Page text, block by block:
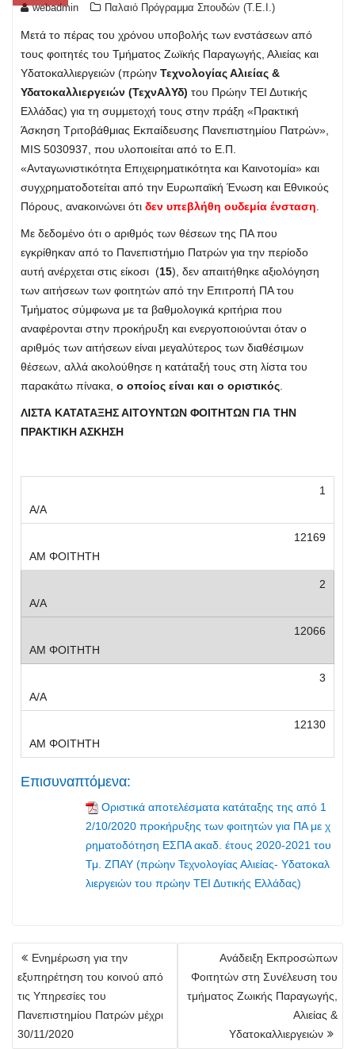
webadmin Παλαιό Πρόγραμμα Σπουδών (T.E.I.)
Μετά το πέρας του χρόνου υποβολής των ενστάσεων από
τους φοιτητές του Τμήματος Ζωϊκής Παραγωγής, Αλιείας και
Υδατοκαλλιεργειών (πρώην Τεχνολογίας Αλιείας &
Υδατοκαλλιεργειών (ΤεχνΑλΥδ) του Πρώην ΤΕΙ Δυτικής
Ελλάδας) για τη συμμετοχή τους στην πράξη «Πρακτική
Άσκηση Τριτοβάθμιας Εκπαίδευσης Πανεπιστημίου Πατρών»,
MIS 5030937, που υλοποιείται από το Ε.Π.
«Ανταγωνιστικότητα Επιχειρηματικότητα και Καινοτομία» και
συγχρηματοδοτείται από την Ευρωπαϊκή Ένωση και Εθνικούς
Πόρους, ανακοινώνει ότι δεν υπεβλήθη ουδεμία ένσταση
Με δεδομένο ότι o αριθμός των θέσεων της ΠΑ που
εγκρίθηκαν από το Πανεπιστήμιο Πατρών για την περίοδο
αυτή ανέρχεται στις είκοσι (15), δεν απαιτήθηκε αξιολόγηση
των αιτήσεων των φοιτητών από την Επιτροπή ΠΑ του
Τμήματος σύμφωνα με τα βαθμολογικά κριτήρια που
αναφέρονται στην προκήρυξη και ενεργοποιούνται όταν ο
αριθμός των αιτήσεων είναι μεγαλύτερος των διαθέσιμων
θέσεων, αλλά ακολούθησε η κατάταξή τους στη λίστα του
παρακάτω πίνακα, ο οποίος είναι και ο οριστικός
ΛΙΣΤΑ ΚΑΤΑΤΑΞΗΣ ΑΙΤΟΥΝΤΩΝ ΦΟΙΤΗΤΩΝ ΓΙΑ ΤΗΝ
ΠΡΑΚΤΙΚΗ ΑΣΚΗΣΗ
1
12169
2
12066
3
12130
Επισυναπτόμενα:
Οριστικά αποτελέσματα κατάταξης της από 1
2/10/2020 προκήρυξης των φοιτητών για ΠΑ με χ
ρηματοδότηση ΕΣΠΑ ακαδ. έτους 2020-2021 του
Τμ. ΖΠΑΥ (πρώην Τεχνολογίας Αλιείας- Υδατοκαλ
λιεργειών του πρώην ΤΕΙ Δυτικής Ελλάδας)
Πλοήγηση
άρθρων
Ενημέρωση για την
εξυπηρέτηση του κοινού από
τις Υπηρεσίες του
Πανεπιστημίου Πατρών μέχρι
30/11/2020
Ανάδειξη Εκπροσώπων
Φοιτητών στη Συνέλευση του
τμήματος Ζωικής Παραγωγής,
Αλιείας &
Υδατοκαλλιεργειών